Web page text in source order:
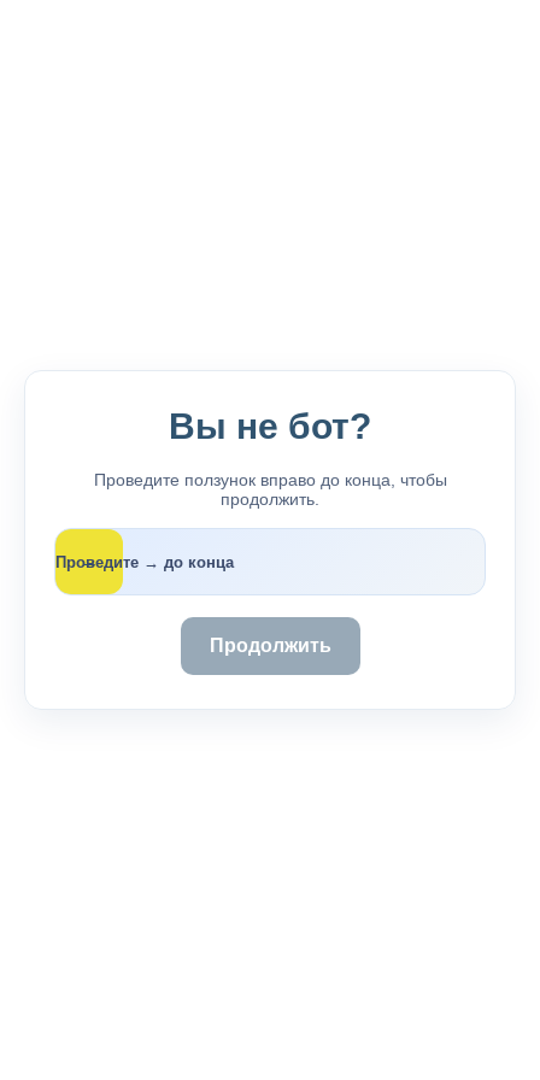
Вы не бот?
Проведите ползунок вправо до конца, чтобы
продолжить.
Проведите → до конца
→
Продолжить